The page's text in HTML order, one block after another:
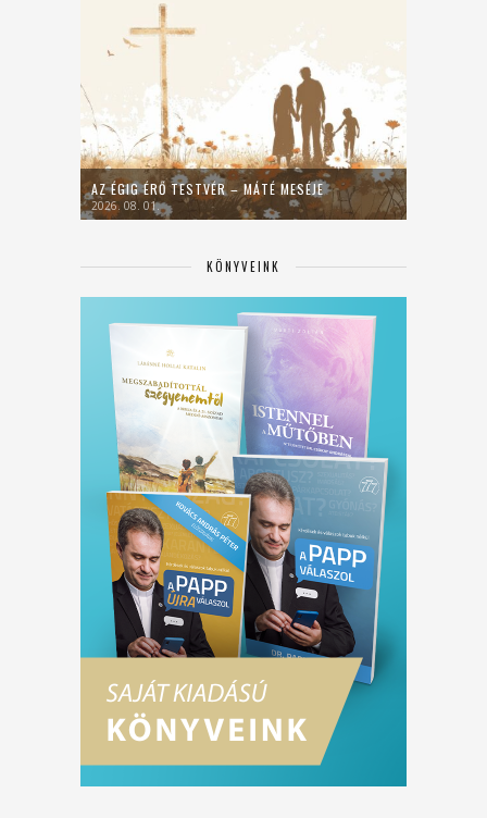
AZ ÉGIG ÉRŐ TESTVÉR – MÁTÉ MESÉJE
2026. 08. 01.
KÖNYVEINK